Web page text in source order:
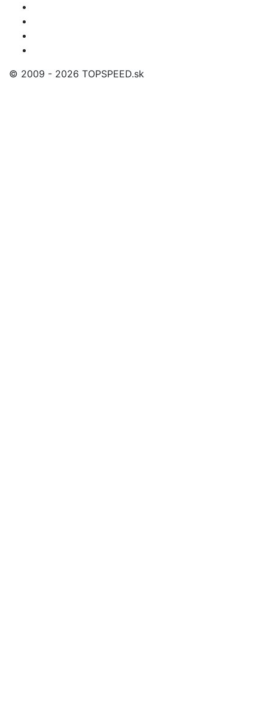
© 2009 - 2026 TOPSPEED.sk